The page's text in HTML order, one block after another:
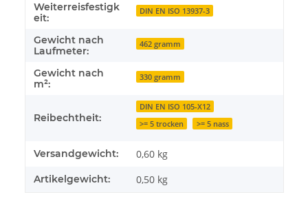
Weiterreisfestigk
eit:
DIN EN ISO 13937-3
Gewicht nach
Laufmeter:
462 gramm
Gewicht nach
m²:
330 gramm
Reibechtheit:
DIN EN ISO 105-X12
>= 5 trocken
>= 5 nass
Versandgewicht: 0,60 kg
Artikelgewicht: 0,50 kg